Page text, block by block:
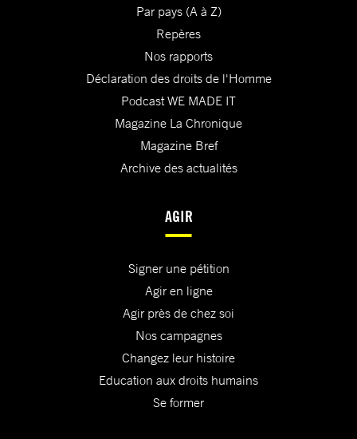
Par pays (A à Z)
Repères
Nos rapports
Déclaration des droits de l'Homme
Podcast WE MADE IT
Magazine La Chronique
Magazine Bref
Archive des actualités
AGIR
Signer une pétition
Agir en ligne
Agir près de chez soi
Nos campagnes
Changez leur histoire
Education aux droits humains
Se former